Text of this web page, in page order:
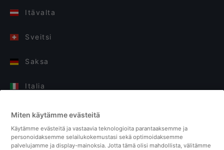
Itävalta
Sveitsi
Saksa
Italia
Suomi
Yhdistyneet kuningaskunnat
Miten käytämme evästeitä
Käytämme evästeitä ja vastaavia teknologioita parantaaksemme ja
personoidaksemme selailukokemustasi sekä optimoidaksemme
palvelujamme ja display-mainoksia. Jotta tämä olisi mahdollista, välitämme